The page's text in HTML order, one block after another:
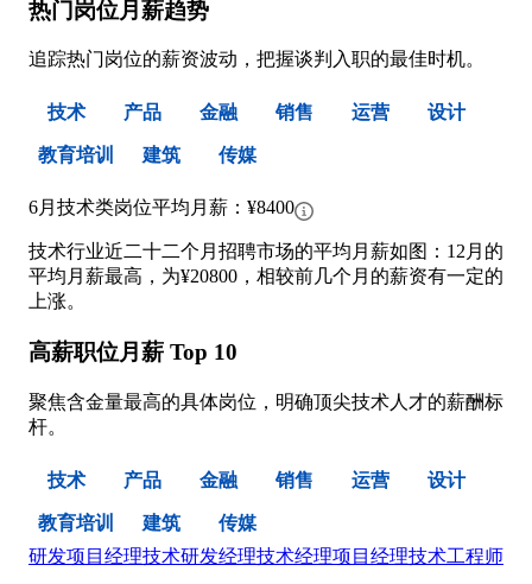
热门岗位月薪趋势
追踪热门岗位的薪资波动，把握谈判入职的最佳时机。
技术 产品 金融 销售 运营 设计
教育培训 建筑 传媒
6月技术类岗位平均月薪：¥8400
技术行业近二十二个月招聘市场的平均月薪如图：12月的
平均月薪最高，为¥20800，相较前几个月的薪资有一定的
上涨。
高薪职位月薪 Top 10
聚焦含金量最高的具体岗位，明确顶尖技术人才的薪酬标
杆。
技术 产品 金融 销售 运营 设计
教育培训 建筑
传媒
研发项目经理技术研发经理技术经理项目经理技术工程师